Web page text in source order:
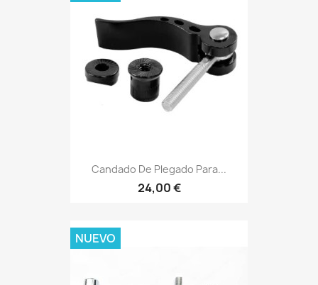
Candado De Plegado Para...
24,00 €
NUEVO